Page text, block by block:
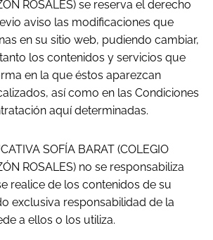
ROSALES) se reserva el derecho
aviso las modificaciones que
en su sitio web, pudiendo cambiar,
los contenidos y servicios que
en la que éstos aparezcan
así como en las Condiciones
aquí determinadas.
SOFÍA BARAT (COLEGIO
ROSALES) no se responsabiliza
realice de los contenidos de su
exclusiva responsabilidad de la
a ellos o los utiliza.